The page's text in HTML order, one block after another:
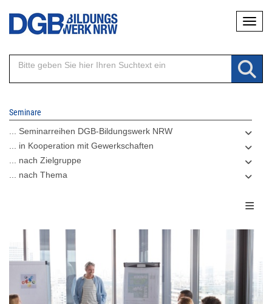
Direkt
Inhalt
Seminare
... Seminarreihen DGB-Bildungswerk NRW
... in Kooperation mit Gewerkschaften
... nach Zielgruppe
... nach Thema